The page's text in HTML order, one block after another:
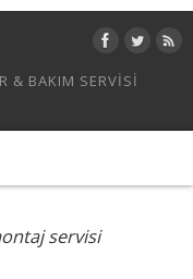
& BAKIM SERVISI
servisi